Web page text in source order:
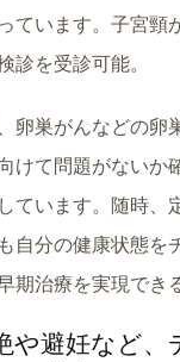
ています。子宮頸
診を受診可能。
卵巣がんなどの卵
けて問題がないか
ています。随時、
自分の健康状態を
期治療を実現でき
や避妊など、